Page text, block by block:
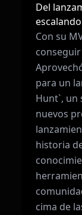
Del
Con su
para un
Hunt`, un
nuevos
historia
cima de